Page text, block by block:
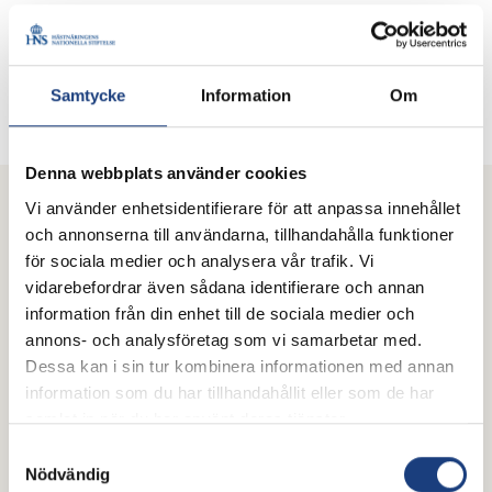
Samtycke Information Om
Denna webbplats använder cookies
Vi använder enhetsidentifierare för att anpassa innehållet
och annonserna till användarna, tillhandahålla funktioner
för sociala medier och analysera vår trafik. Vi
vidarebefordrar även sådana identifierare och annan
information från din enhet till de sociala medier och
annons- och analysföretag som vi samarbetar med.
Dessa kan i sin tur kombinera informationen med annan
information som du har tillhandahållit eller som de har
samlat in när du har använt deras tjänster.
Nödvändig
Karolina Lagerlund
Vd
Skicka e-post
Mer från Hästnäringens Nationella
Stiftelse (HNS)